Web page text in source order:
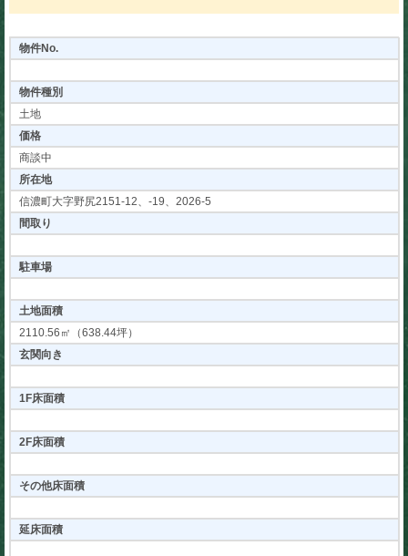
物件No.
物件種別
土地
価格
商談中
所在地
信濃町大字野尻2151-12、-19、2026-5
間取り
駐車場
土地面積
2110.56㎡（638.44坪）
玄関向き
1F床面積
2F床面積
その他床面積
延床面積